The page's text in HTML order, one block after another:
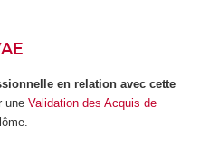
en relation avec cette
une Validation des Acquis de